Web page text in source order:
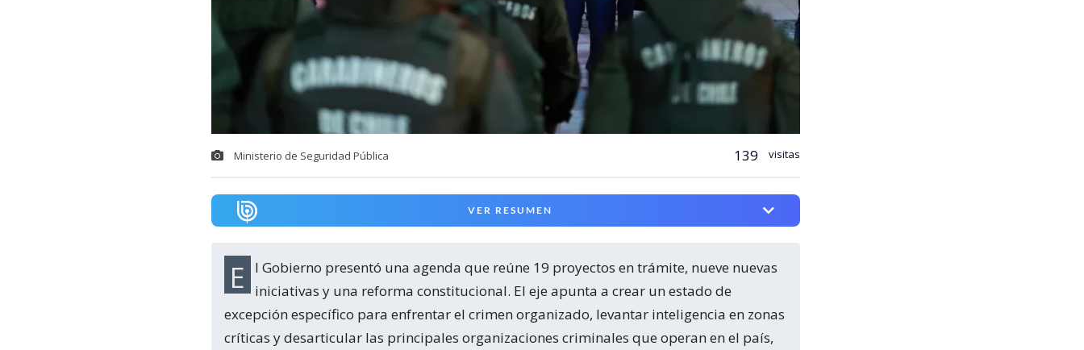
Ministerio de Seguridad Pública 139 visitas
VER RESUMEN
El Gobierno presentó una agenda que reúne 19 proyectos en trámite, nueve nuevas
iniciativas y una reforma constitucional. El eje apunta a crear un estado de
excepción específico para enfrentar el crimen organizado, levantar inteligencia en zonas
críticas y desarticular las principales organizaciones criminales que operan en el país,